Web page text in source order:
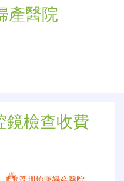
產醫院
鏡檢查收費